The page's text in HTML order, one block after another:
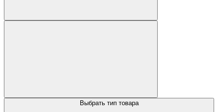
Выбрать тип товара